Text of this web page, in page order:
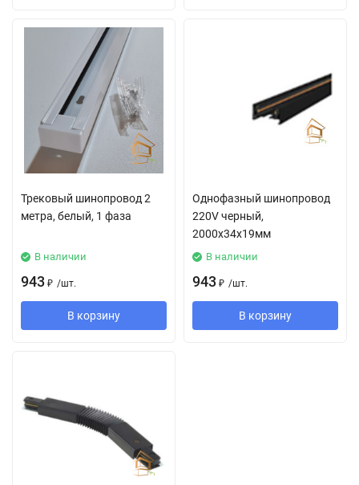
Трековый шинопровод 2
метра, белый, 1 фаза
В наличии
943 ₽ /шт.
В корзину
Однофазный шинопровод
220V черный,
2000x34x19мм
В наличии
943 ₽ /шт.
В корзину